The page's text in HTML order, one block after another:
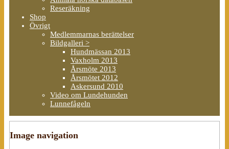
Reseräkning
Shop
Övrigt
Medlemmarnas berättelser
Bildgalleri >
Hundmässan 2013
Vaxholm 2013
Årsmöte 2013
Årsmötet 2012
Askersund 2010
Video om Lundehunden
Lunnefågeln
Image navigation